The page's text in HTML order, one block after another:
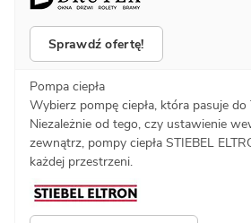
Sprawdź ofertę!
Pompa ciepła
Wybierz pompę ciepła, która pasuje
Niezależnie od tego, czy ustawienie
zewnątrz, pompy ciepła STIEBEL
każdej przestrzeni.